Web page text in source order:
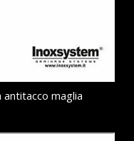
maglia